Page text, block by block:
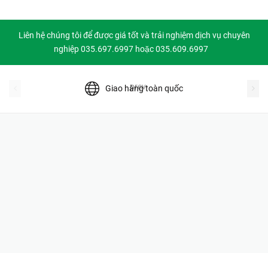
Liên hệ chúng tôi để được giá tốt và trải nghiệm dịch vụ chuyên
nghiệp 035.697.6997 hoặc 035.609.6997
Giao hàng toàn quốc
prev